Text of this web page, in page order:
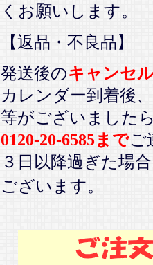
くお願いします。
【返品・不良品】
発送後のキャンセ
カレンダー到着後、
等がございました
0120-20-6585までご
３日以降過ぎた場
ございます。